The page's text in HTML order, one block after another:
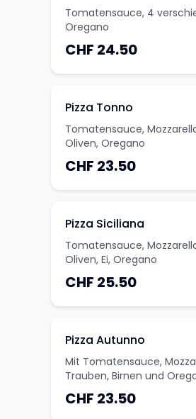
Tomatensauce, 4
Oregano
CHF 24.50
Pizza Tonno
Tomatensauce,
Oliven, Oregano
CHF 23.50
Pizza Siciliana
Tomatensauce,
Oliven, Ei, Oregano
CHF 25.50
Pizza Autunno
Mit Tomatensauce,
Trauben, Birnen und
CHF 23.50